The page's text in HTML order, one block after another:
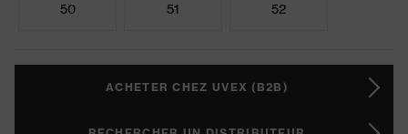
50 51 52
ACHETER CHEZ UVEX (B2B)